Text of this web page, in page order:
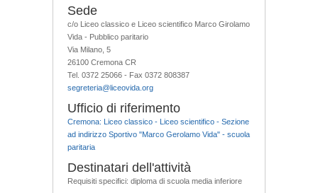
Sede
c/o Liceo classico e Liceo scientifico Marco Girolamo
Vida - Pubblico paritario
Via Milano, 5
26100 Cremona CR
Tel. 0372 25066 - Fax 0372 808387
segreteria@liceovida.org
Ufficio di riferimento
Cremona: Liceo classico - Liceo scientifico - Sezione
ad indirizzo Sportivo "Marco Gerolamo Vida" - scuola
paritaria
Destinatari dell'attività
Requisiti specifici: diploma di scuola media inferiore